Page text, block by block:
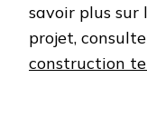
savoir plus sur
projet,
construction